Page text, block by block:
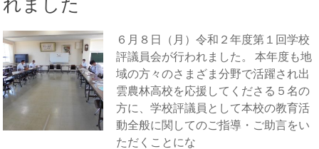
れました
６月８日（月）令和２年度第１回学校
評議員会が行われました。 本年度も地
域の方々のさまざま分野で活躍され出
雲農林高校を応援してくださる５名の
方に、学校評議員として本校の教育活
動全般に関してのご指導・ご助言をい
ただくことにな